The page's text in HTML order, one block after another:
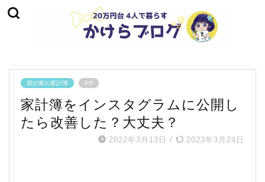
我が家の家計簿 PR
家計簿をインスタグラムに公開し
たら改善した？大丈夫？
2022年3月13日 / 2023年3月24日